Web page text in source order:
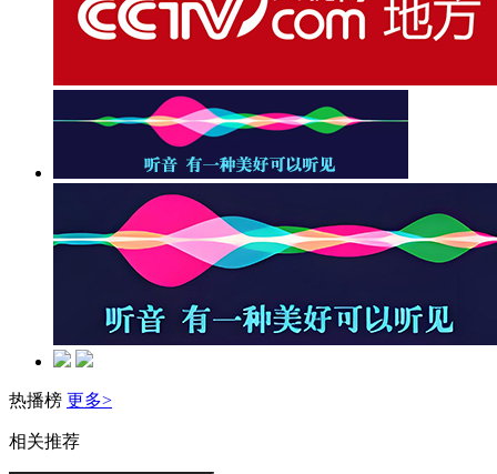
热播榜 更多>
相关推荐